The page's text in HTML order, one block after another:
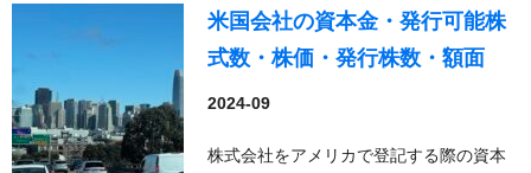
米国会社の資本金・発行可能株
式数・株価・発行株数・額面
2024-09
株式会社をアメリカで登記する際の資本